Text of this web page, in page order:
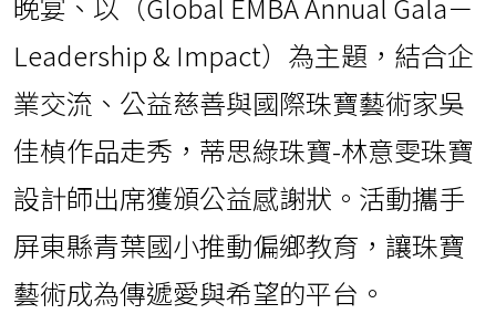
Leadership & Impact）為主題，結合企
業交流、公益慈善與國際珠寶藝術家吳
佳楨作品走秀，蒂思綠珠寶-林意雯珠寶
設計師出席獲頒公益感謝狀。活動攜手
屏東縣青葉國小推動偏鄉教育，讓珠寶
藝術成為傳遞愛與希望的平台。